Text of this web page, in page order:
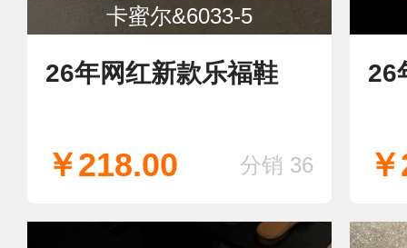
卡蜜尔&6033-5
26年网红新款乐福鞋
￥218.00 分销 36
26